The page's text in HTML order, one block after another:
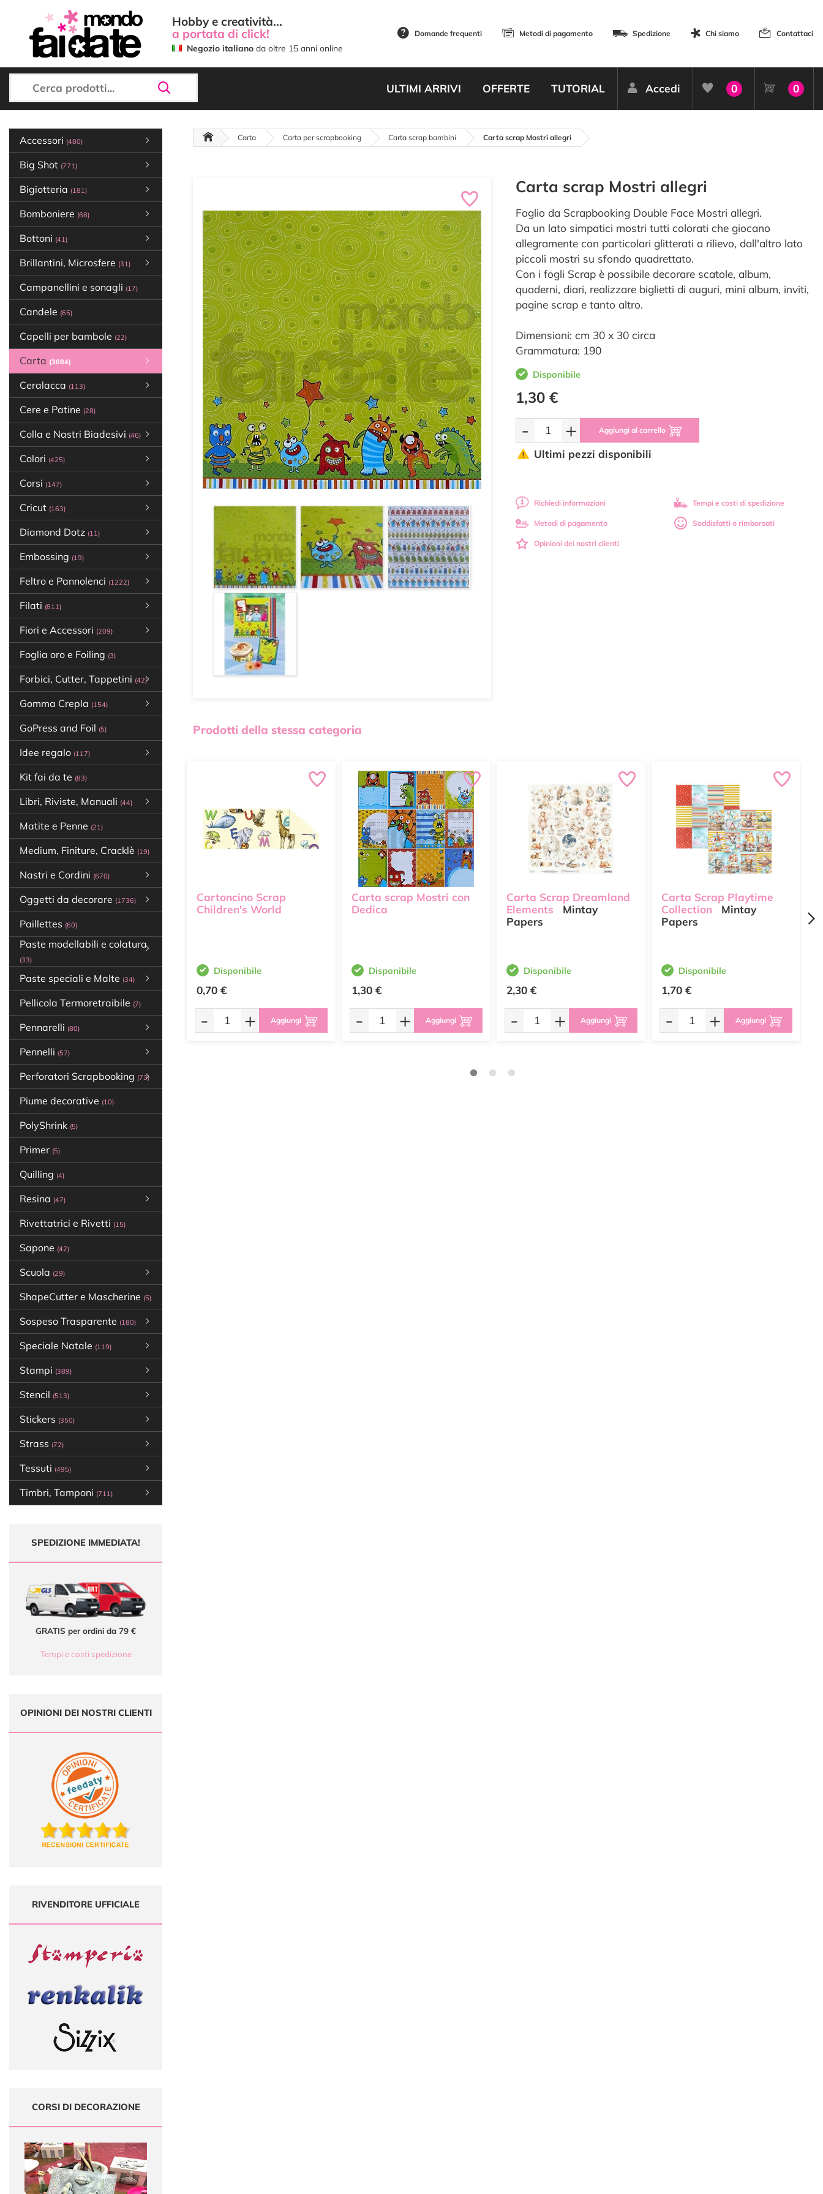
Hobby e creatività...
a portata di click!
Negozio italiano da oltre 15 anni online
Domande frequenti Metodi di pagamento Spedizione Chi siamo Contattaci
ULTIMI ARRIVI OFFERTE TUTORIAL Accedi 0 0
Accessori (480)
Big Shot (771)
Bigiotteria (181)
Bomboniere (68)
Bottoni (41)
Brillantini, Microsfere (31)
Campanellini e sonagli (17)
Candele (65)
Capelli per bambole (22)
Carta (3084)
Ceralacca (113)
Cere e Patine (28)
Colla e Nastri Biadesivi (46)
Colori (425)
Corsi (147)
Cricut (163)
Diamond Dotz (11)
Embossing (19)
Feltro e Pannolenci (1222)
Filati (811)
Fiori e Accessori (209)
Foglia oro e Foiling (3)
Forbici, Cutter, Tappetini (42)
Gomma Crepla (154)
GoPress and Foil (5)
Idee regalo (117)
Kit fai da te (83)
Libri, Riviste, Manuali (44)
Matite e Penne (21)
Medium, Finiture, Cracklè (19)
Nastri e Cordini (670)
Oggetti da decorare (1736)
Paillettes (60)
Paste modellabili e colatura
(33)
Paste speciali e Malte (34)
Pellicola Termoretraibile (7)
Pennarelli (80)
Pennelli (57)
Perforatori Scrapbooking (73)
Piume decorative (10)
PolyShrink (5)
Primer (5)
Quilling (4)
Resina (47)
Rivettatrici e Rivetti (15)
Sapone (42)
Scuola (29)
ShapeCutter e Mascherine (5)
Sospeso Trasparente (180)
Speciale Natale (119)
Stampi (389)
Stencil (513)
Stickers (350)
Strass (72)
Tessuti (495)
Timbri, Tamponi (711)
SPEDIZIONE IMMEDIATA!
GRATIS per ordini da 79 €
Tempi e costi spedizione
OPINIONI DEI NOSTRI CLIENTI
RIVENDITORE UFFICIALE
CORSI DI DECORAZIONE
Carta Carta per scrapbooking Carta scrap bambini Carta scrap Mostri allegri
Carta scrap Mostri allegri
Foglio da Scrapbooking Double Face Mostri allegri.
Da un lato simpatici mostri tutti colorati che giocano
allegramente con particolari glitterati a rilievo, dall'altro lato
piccoli mostri su sfondo quadrettato.
Con i fogli Scrap è possibile decorare scatole, album,
quaderni, diari, realizzare biglietti di auguri, mini album, inviti,
pagine scrap e tanto altro.
Dimensioni: cm 30 x 30 circa
Grammatura: 190
Disponibile
1,30 €
- + Aggiungi al carrello
Ultimi pezzi disponibili
Richiedi informazioni Tempi e costi di spedizione
Metodi di pagamento Soddisfatti o rimborsati
Opinioni dei nostri clienti
Prodotti della stessa categoria
Cartoncino Scrap
Children's World
Disponibile
0,70 €
- + Aggiungi
Carta scrap Mostri con
Dedica
Disponibile
1,30 €
- + Aggiungi
Carta Scrap Dreamland
Elements
Mintay
Papers
Disponibile
2,30 €
- + Aggiungi
Carta Scrap Playtime
Collection
Mintay
Papers
Disponibile
1,70 €
- + Aggiungi